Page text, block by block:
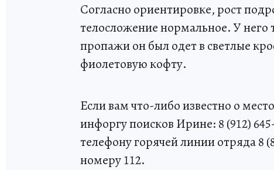
Согласно ориентировке, рост
телосложение нормальное. У него
пропажи он был одет в светлые
фиолетовую кофту.
Если вам что-либо известно о
инфоргу поисков Ирине: 8 (912)
телефону горячей линии отряда 8
номеру 112.